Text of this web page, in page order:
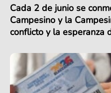
Cada 2 de junio se
Campesino y la
conflicto y la esperanza